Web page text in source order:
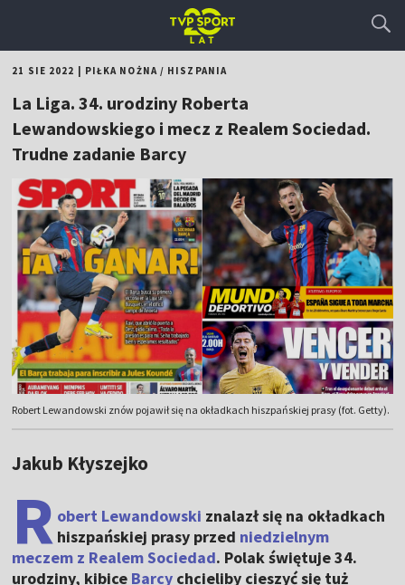
21 SIE 2022 PIŁKA NOŻNA/ HISZPANIA
La Liga. 34. urodziny Roberta
Lewandowskiego i mecz z Realem Sociedad.
Trudne zadanie Barcy
Robert Lewandowski znów pojawił się na okładkach hiszpańskiej prasy (fot. Getty).
Jakub Kłyszejko
R obert Lewandowski znalazł się na okładkach
hiszpańskiej prasy przed niedzielnym
meczem z Realem Sociedad. Polak świętuje 34.
urodziny, kibice Barcy chcieliby cieszyć się tuż